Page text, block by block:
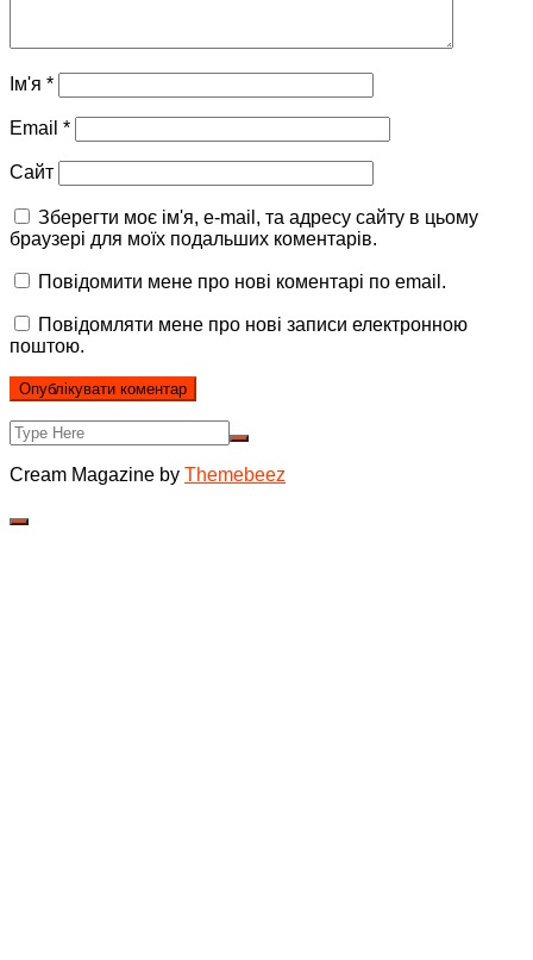
Ім'я *
Email *
Сайт
Зберегти моє ім'я, e-mail, та адресу сайту в цьому
браузері для моїх подальших коментарів.
Повідомити мене про нові коментарі по email.
Повідомляти мене про нові записи електронною
поштою.
Cream Magazine by Themebeez